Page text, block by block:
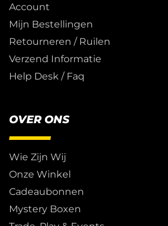
Account
Mijn Bestellingen
Retourneren / Ruilen
Verzend Informatie
Help Desk / Faq
OVER ONS
Wie Zijn Wij
Onze Winkel
Cadeaubonnen
Mystery Boxen